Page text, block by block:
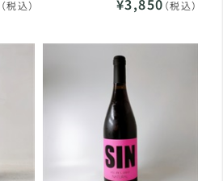
（税込） ¥3,850 （税込）